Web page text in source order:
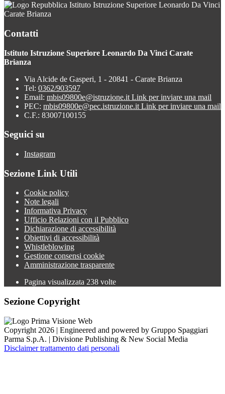
Istituto Istruzione Superiore Leonardo Da Vinci
Carate Brianza
Contatti
Istituto Istruzione Superiore Leonardo Da Vinci Carate
Brianza
Via Alcide de Gasperi, 1 - 20841 - Carate Brianza
Tel: 0362/903597
Email: mbis09800e@istruzione.it Link per inviare una mail
PEC: mbis09800e@pec.istruzione.it Link per inviare una mail
C.F.: 83007100155
Seguici su
Instagram
Sezione Link Utili
Cookie policy
Note legali
Informativa Privacy
Ufficio Relazioni con il Pubblico
Dichiarazione di accessibilità
Obiettivi di accessibilità
Whistleblowing
Gestione consensi cookie
Amministrazione trasparente
Pagina visualizzata 238 volte
Sezione Copyright
Copyright 2026 | Engineered and powered by Gruppo Spaggiari
Parma S.p.A. | Divisione Publishing & New Social Media
Disclaimer trattamento dati personali